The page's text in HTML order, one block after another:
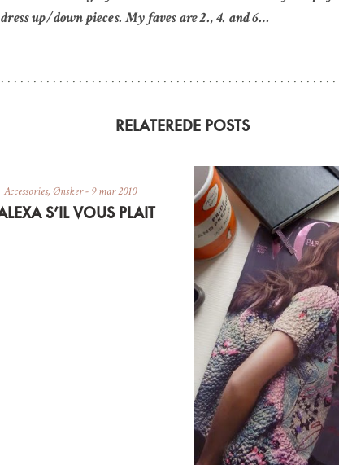
up/down pieces. My faves are 2., 4. and 6…
RELATEREDE POSTS
Accessories, Ønsker- 9 mar 2010
S’IL VOUS PLAIT